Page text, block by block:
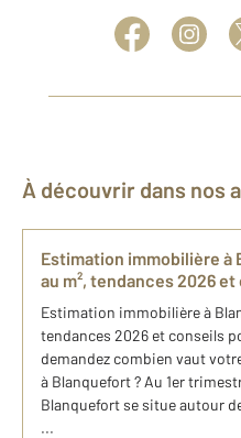
À découvrir dans nos
Estimation immobilière à
au m², tendances 2026
Estimation immobilière à
tendances 2026 et conseils
demandez combien vaut
à Blanquefort ? Au 1er
Blanquefort se situe autour
...